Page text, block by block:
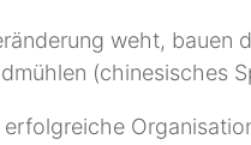
weht, bauen
(chinesisches